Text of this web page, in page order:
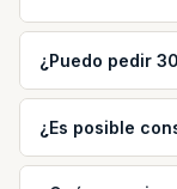
¿Puedo pedir
¿Es posible